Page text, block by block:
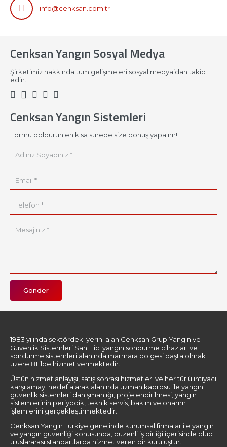
info@cenksan.com.tr
Cenksan Yangın Sosyal Medya
Şirketimiz hakkında tüm gelişmeleri sosyal medya’dan takip
edin.
Cenksan Yangın Sistemleri
Formu doldurun en kısa sürede size dönüş yapalım!
Gönder
1983 yılında sektördeki yerini alan Cenksan Grup Yangın ve
Güvenlik Sistemleri San. Tic. yangın söndürme cihazları ve
söndürme sistemleri alanında marmara bölgesi başta olmak
üzere 81 ilde hizmet vermektedir.
Üstün hizmet anlayışı, satış sonrası hizmetleri ve her türlü ihtiyacı
karşılamayı hedef alarak alanında uzman kadrosu ile yangın
güvenlik sistemleri danışmanlığı, projelendirilmesi, yangın
sistemlerinin periyodik, teknik servis, bakım ve onarım
işlemlerini gerçekleştirmektedir.
Cenksan Yangın Türkiye genelinde kurumsal firmalar ile yangın
ve yangın güvenliği konusunda, düzenli iş birliği içerisinde olup
uluslararası standartlarda hizmet veren bir kuruluştur.